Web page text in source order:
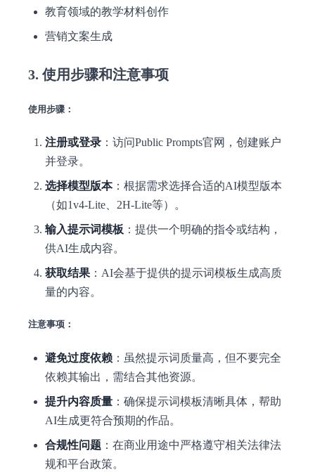
教育领域的教学材料创作
营销文案生成
3. 使用步骤和注意事项
使用步骤：
注册或登录 ：访问Public Prompts官网，创建账户
并登录。
选择模型版本：根据需求选择合适的AI模型版本
（如1v4-Lite、2H-Lite等）。
输入提示词模板 ：提供一个明确的指令或结构，
供AI生成内容。
获取结果 ：AI会基于提供的提示词模板生成高质
量的内容。
注意事项：
避免过度依赖 ：虽然提示词质量高，但不要完全
依赖其输出，需结合其他资源。
提升内容质量 ：确保提示词模板清晰具体，帮助
AI生成更符合预期的作品。
合规性问题 ：在商业用途中严格遵守相关法律法
规和平台政策。